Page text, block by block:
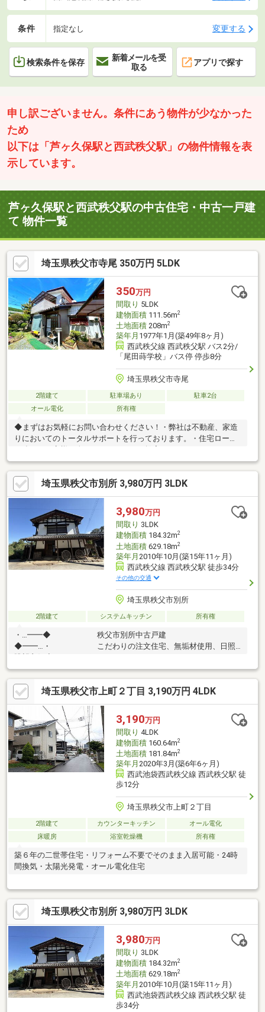
条件 指定なし 変更する
検索条件を保存
新着メールを受
取る
アプリで探す
申し訳ございません。条件にあう物件が少なかった
ため
以下は「芦ヶ久保駅と西武秩父駅」の物件情報を表
示しています。
芦ヶ久保駅と西武秩父駅の中古住宅・中古一戸建
て 物件一覧
埼玉県秩父市寺尾 350万円 5LDK
350万円
間取り 5LDK
建物面積111.56m2
土地面積208m2
築年月 1977年1月(築49年8ヶ月)
西武秩父線 西武秩父駅 バス2分/
「尾田蒔学校」バス停 停歩8分
埼玉県秩父市寺尾
2階建て 駐車場あり
駐車2台
オール電化
所有権
◆まずはお気軽にお問い合わせください！・弊社は不動産、家造
りにおいてのトータルサポートを行っております。・住宅ローン
す。・スタッフ一同、誠心誠意ご対応させていただきます！◆経
験知識が豊富なスタッフが在籍！迅速な対応を心掛けておりま
す。・お問合せを受けてから即日ご対応をさせていただきま
す。・その他物件情報も多数ございます！お気軽にお問い合わせ
埼玉県秩父市別所 3,980万円 3LDK
3,980万円
間取り 3LDK
建物面積184.32m2
土地面積629.18m2
築年月 2010年10月(築15年11ヶ月)
西武秩父線 西武秩父駅 徒歩34分
その他の交通
埼玉県秩父市別所
2階建て システムキッチン 所有権
・…━━◆ 秩父市別所中古戸建
◆━━…・ こだわりの注文住宅、無垢材使用、日照
┗━━━━━━━━━━━━━━━━━━━━ ■土地面積約
629m2、建物約184m2とゆとりがあります。 ■1階2階にそれぞ
れキッチンがあります。 ■フローリングはサクラやケヤキ、コ
クタンなどの無垢材を使用 ■2階リビングには薪ストーブ設置
■広いお庭と縁側がございます。
埼玉県秩父市上町２丁目 3,190万円 4LDK
3,190万円
間取り 4LDK
建物面積160.64m2
土地面積181.84m2
築年月 2020年3月(築6年6ヶ月)
西武池袋西武秩父線 西武秩父駅 徒
歩12分
埼玉県秩父市上町２丁目
2階建て カウンターキッチン
オール電化
床暖房
浴室乾燥機 所有権
築６年の二世帯住宅・リフォーム不要でそのまま入居可能・24時
間換気・太陽光発電・オール電化住宅
埼玉県秩父市別所 3,980万円 3LDK
3,980万円
間取り 3LDK
建物面積184.32m2
土地面積629.18m2
築年月 2010年10月(築15年11ヶ月)
西武池袋西武秩父線 西武秩父駅 徒
歩34分